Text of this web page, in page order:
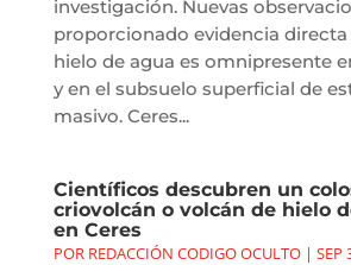
investigación. Nuevas
proporcionado evidencia directa
hielo de agua es omnipresente
y en el subsuelo superficial de
masivo. Ceres...
Científicos descubren un
criovolcán o volcán de hielo
en Ceres
POR REDACCIÓN CODIGO OCULTO| SEP